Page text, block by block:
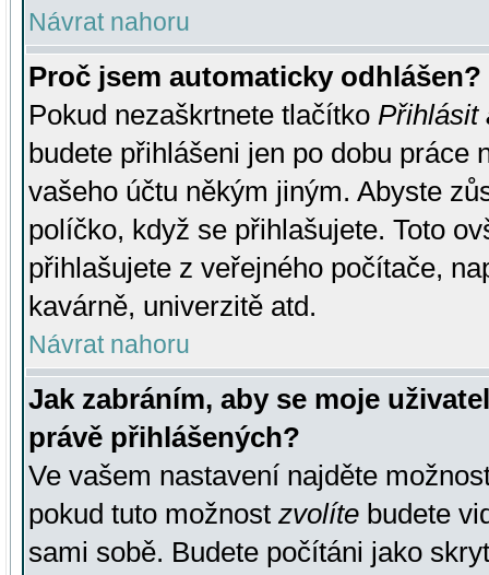
Návrat nahoru
Proč jsem automaticky odhlášen?
Pokud nezaškrtnete tlačítko Přihlásit
budete přihlášeni jen po dobu práce
vašeho účtu někým jiným. Abyste
políčko, když se přihlašujete. Toto
přihlašujete z veřejného počítače,
kavárně, univerzitě atd.
Návrat nahoru
Jak zabráním, aby se moje
právě přihlášených?
Ve vašem nastavení najděte
pokud tuto možnost zvolíte budete
sami sobě. Budete počítáni jako